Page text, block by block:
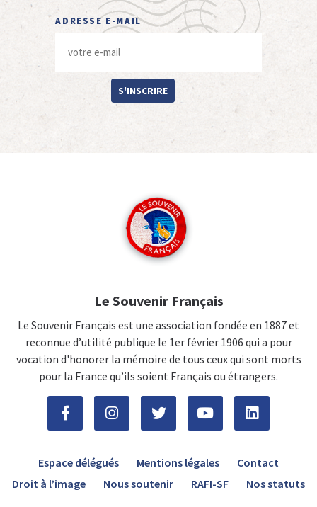
ADRESSE E-MAIL
S'INSCRIRE
Le Souvenir Français
Le Souvenir Français est une association fondée en 1887 et
reconnue d’utilité publique le 1er février 1906 qui a pour
vocation d'honorer la mémoire de tous ceux qui sont morts
pour la France qu’ils soient Français ou étrangers.
Espace délégués Mentions légales
Contact
Droit à l’image
Nous soutenir RAFI-SF Nos statuts